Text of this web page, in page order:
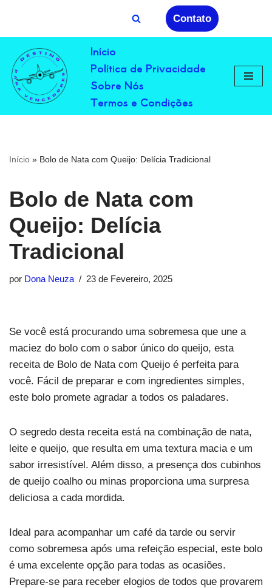
para
o
conteúdo
Contato
Início
Política de Privacidade
Sobre Nós
Termos e Condições
Início » Bolo de Nata com Queijo: Delícia Tradicional
Bolo de Nata com
Queijo: Delícia
Tradicional
por Dona Neuza 23 de Fevereiro, 2025
Se você está procurando uma sobremesa que une a
maciez do bolo com o sabor único do queijo, esta
receita de Bolo de Nata com Queijo é perfeita para
você. Fácil de preparar e com ingredientes simples,
este bolo promete agradar a todos os paladares.
O segredo desta receita está na combinação de nata,
leite e queijo, que resulta em uma textura macia e um
sabor irresistível. Além disso, a presença dos cubinhos
de queijo coalho ou minas proporciona uma surpresa
deliciosa a cada mordida.
Ideal para acompanhar um café da tarde ou servir
como sobremesa após uma refeição especial, este bolo
é uma excelente opção para todas as ocasiões.
Prepare-se para receber elogios de todos que provarem